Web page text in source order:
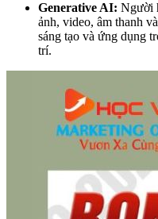
Generative AI: Người
ảnh, video, âm thanh
sáng tạo và ứng dụng
trí.